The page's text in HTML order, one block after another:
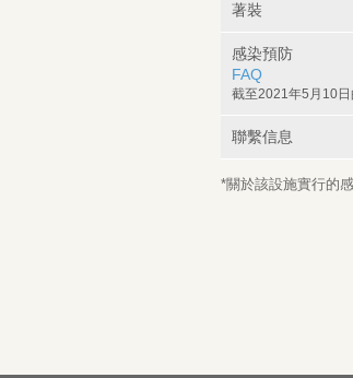
著裝
感染預防
FAQ
截至2021年5月10日
聯繫信息
*關於該設施實行的